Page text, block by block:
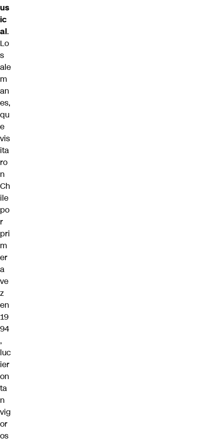
us
ic
al.
Lo
s
ale
m
an
es,
qu
e
vis
ita
ro
n
Ch
ile
po
r
pri
m
er
a
ve
z
en
19
94
,
luc
ier
on
ta
n
vig
or
os